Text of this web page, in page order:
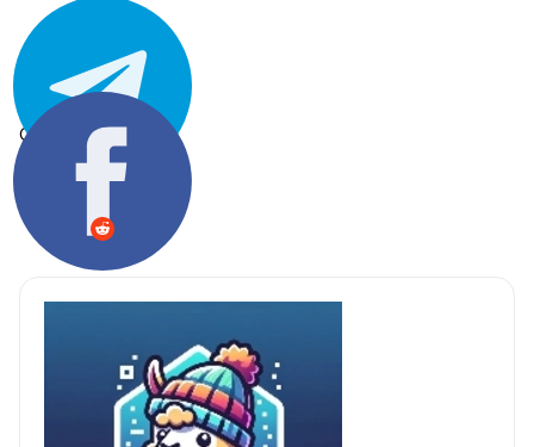
Chia sẻ: